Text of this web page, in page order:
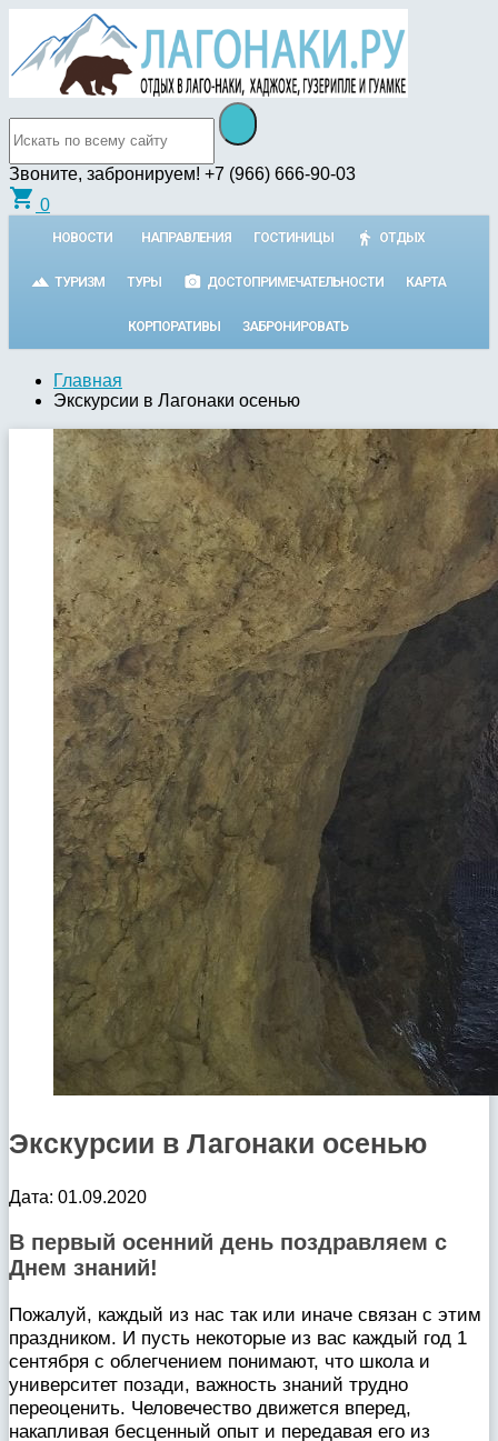
Звоните, забронируем! +7 (966) 666-90-03
shopping_cart 0
НОВОСТИ НАПРАВЛЕНИЯ ГОСТИНИЦЫ ОТДЫХ
ТУРИЗМ ТУРЫ ДОСТОПРИМЕЧАТЕЛЬНОСТИ КАРТА
КОРПОРАТИВЫ ЗАБРОНИРОВАТЬ
Главная
Экскурсии в Лагонаки осенью
Экскурсии в Лагонаки осенью
Дата: 01.09.2020
В первый осенний день поздравляем с
Днем знаний!
Пожалуй, каждый из нас так или иначе связан с этим
праздником. И пусть некоторые из вас каждый год 1
сентября с облегчением понимают, что школа и
университет позади, важность знаний трудно
переоценить. Человечество движется вперед,
накапливая бесценный опыт и передавая его из